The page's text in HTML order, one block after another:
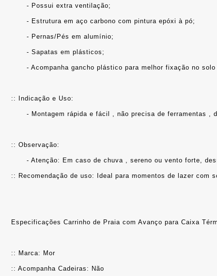
	- Possui extra ventilação;
	- Estrutura em aço carbono com pintura epóxi à pó;
	- Pernas/Pés em alumínio;
	- Sapatas em plásticos;
- Acompanha gancho plástico para melhor fixação no
:: Indicação e Uso:
- Montagem rápida e fácil , não precisa de
:: Observação:
- Atenção: Em caso de chuva , sereno ou vento forte,
:: Recomendação de uso: Ideal para momentos de lazer com
Especificações Carrinho de Praia com Avanço para Caixa
:: Marca: Mor
:: Acompanha Cadeiras: Não